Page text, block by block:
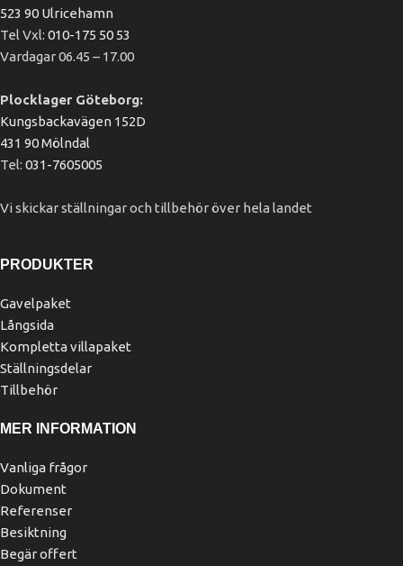
523 90 Ulricehamn
Tel Vxl: 010-175 50 53
Vardagar 06.45 – 17.00
Plocklager Göteborg:
Kungsbackavägen 152D
431 90 Mölndal
Tel: 031-7605005
Vi skickar ställningar och tillbehör över hela landet
PRODUKTER
Gavelpaket
Långsida
Kompletta villapaket
Ställningsdelar
Tillbehör
MER INFORMATION
Vanliga frågor
Dokument
Referenser
Besiktning
Begär offert